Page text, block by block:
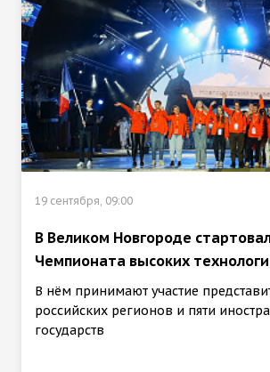
19 сентября, 09:00
В Великом Новгороде
Чемпионата высоких
В нём принимают участие
российских регионов и пяти
государств